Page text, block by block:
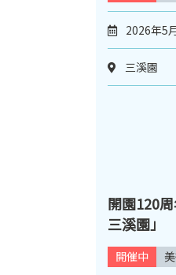
2026年5
三溪園
開園120
三溪園」
開催中